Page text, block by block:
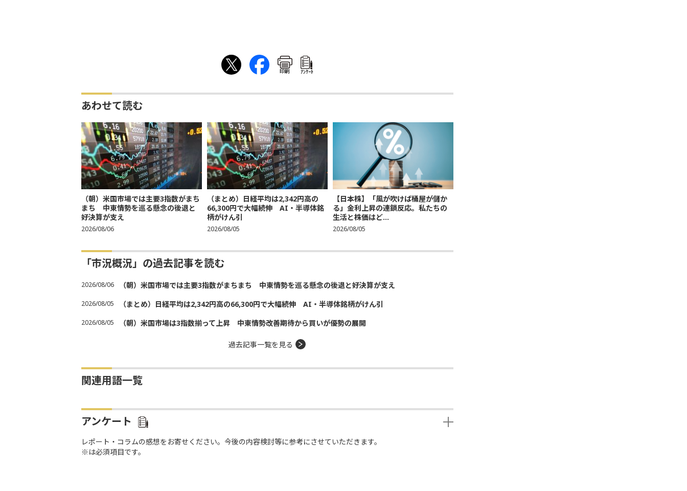
印刷 ｱﾝｹｰﾄ
あわせて読む
（朝）米国市場では主要3指数がまち
まち 中東情勢を巡る懸念の後退と
好決算が支え
2026/08/06
（まとめ）日経平均は2,342円高の
66,300円で大幅続伸 AI・半導体銘
柄がけん引
2026/08/05
【日本株】「風が吹けば桶屋が儲か
る」金利上昇の連鎖反応。私たちの
生活と株価はど...
2026/08/05
「市況概況」の過去記事を読む
2026/08/06 （朝）米国市場では主要3指数がまちまち 中東情勢を巡る懸念の後退と好決算が支え
2026/08/05 （まとめ）日経平均は2,342円高の66,300円で大幅続伸 AI・半導体銘柄がけん引
2026/08/05 （朝）米国市場は3指数揃って上昇 中東情勢改善期待から買いが優勢の展開
過去記事一覧を見る
関連用語一覧
アンケート
レポート・コラムの感想をお寄せください。今後の内容検討等に参考にさせていただきます。
※は必須項目です。